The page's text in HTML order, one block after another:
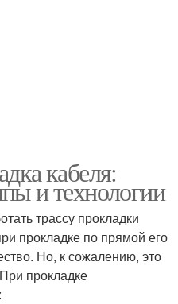
прокладки
Кабель из
поливинилхлорида
кабеля:
и технологии
трассу прокладки
прокладке по прямой его
Но, к сожалению, это
прокладке